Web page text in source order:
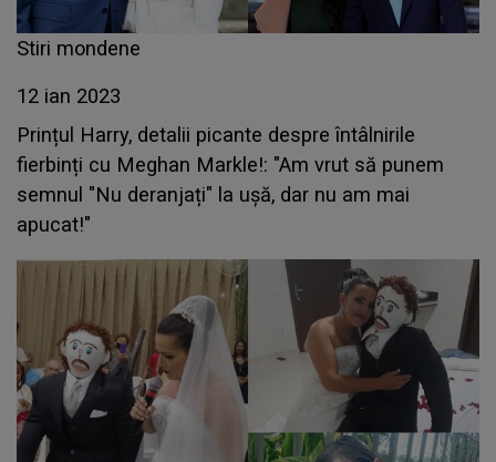
Stiri mondene
12 ian 2023
Prințul Harry, detalii picante despre întâlnirile
fierbinți cu Meghan Markle!: "Am vrut să punem
semnul "Nu deranjați" la ușă, dar nu am mai
apucat!"